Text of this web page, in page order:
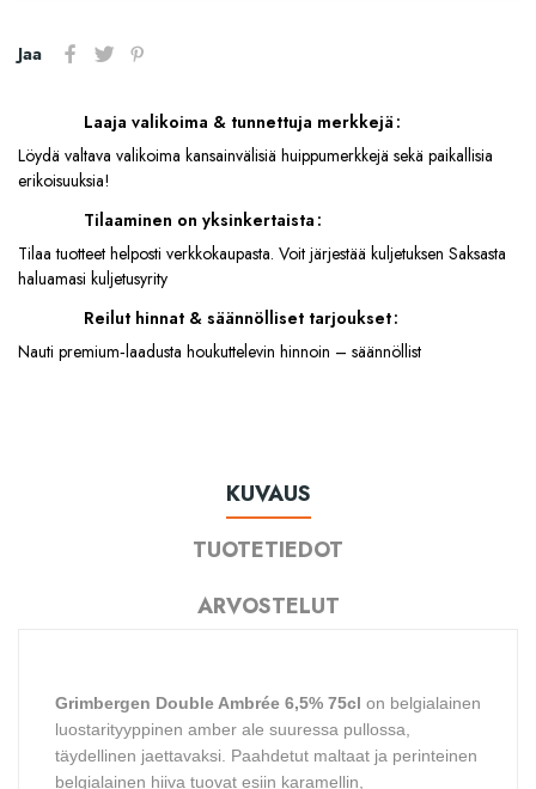
Jaa
Laaja valikoima & tunnettuja merkkejä
Löydä valtava valikoima kansainvälisiä huippumerkkejä sekä paikallisia
erikoisuuksia!
Tilaaminen on yksinkertaista
Tilaa tuotteet helposti verkkokaupasta. Voit järjestää kuljetuksen Saksasta
haluamasi kuljetusyrity
Reilut hinnat & säännölliset tarjoukset
Nauti premium‑laadusta houkuttelevin hinnoin – säännöllist
KUVAUS
TUOTETIEDOT
ARVOSTELUT
Grimbergen Double Ambrée 6,5% 75cl on belgialainen
luostarityyppinen amber ale suuressa pullossa,
täydellinen jaettavaksi. Paahdetut maltaat ja perinteinen
belgialainen hiiva tuovat esiin karamellin,